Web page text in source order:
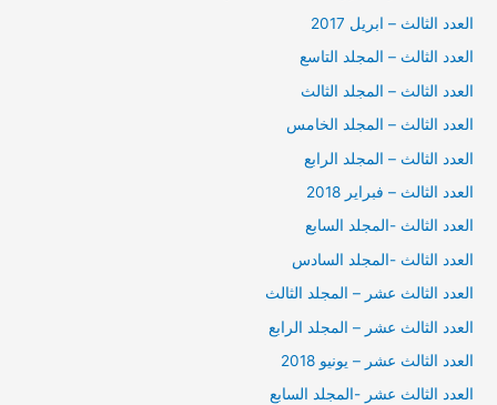
العدد الثالث – ابريل 2017
العدد الثالث – المجلد التاسع
العدد الثالث – المجلد الثالث
العدد الثالث – المجلد الخامس
العدد الثالث – المجلد الرابع
العدد الثالث – فبراير 2018
العدد الثالث -المجلد السابع
العدد الثالث -المجلد السادس
العدد الثالث عشر – المجلد الثالث
العدد الثالث عشر – المجلد الرابع
العدد الثالث عشر – يونيو 2018
العدد الثالث عشر -المجلد السابع